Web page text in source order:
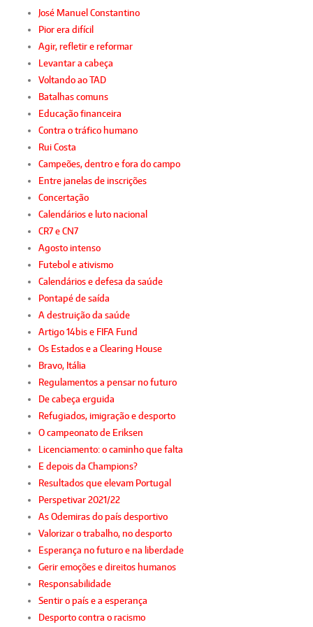
José Manuel Constantino
Pior era difícil
Agir, refletir e reformar
Levantar a cabeça
Voltando ao TAD
Batalhas comuns
Educação financeira
Contra o tráfico humano
Rui Costa
Campeões, dentro e fora do campo
Entre janelas de inscrições
Concertação
Calendários e luto nacional
CR7 e CN7
Agosto intenso
Futebol e ativismo
Calendários e defesa da saúde
Pontapé de saída
A destruição da saúde
Artigo 14bis e FIFA Fund
Os Estados e a Clearing House
Bravo, Itália
Regulamentos a pensar no futuro
De cabeça erguida
Refugiados, imigração e desporto
O campeonato de Eriksen
Licenciamento: o caminho que falta
E depois da Champions?
Resultados que elevam Portugal
Perspetivar 2021/22
As Odemiras do país desportivo
Valorizar o trabalho, no desporto
Esperança no futuro e na liberdade
Gerir emoções e direitos humanos
Responsabilidade
Sentir o país e a esperança
Desporto contra o racismo